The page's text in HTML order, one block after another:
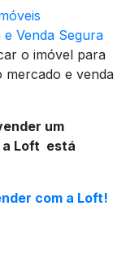
Venda Segura
o imóvel para
mercado e venda
um
a Loft está
com a Loft!